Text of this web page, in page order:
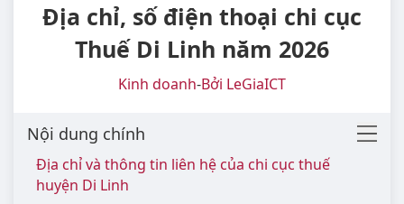
Địa chỉ, số điện thoại chi cục
Thuế Di Linh năm 2026
Kinh doanh-Bởi LeGiaICT
Nội dung chính
Địa chỉ và thông tin liên hệ của chi cục thuế
huyện Di Linh